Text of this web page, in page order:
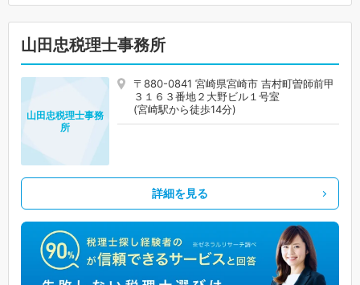
山田忠税理士事務所
〒880-0841 宮崎県宮崎市 吉村町曽師前甲
３１６３番地２大野ビル１号室
(宮崎駅から徒歩14分)
山田忠税理士事務
所
詳細を見る